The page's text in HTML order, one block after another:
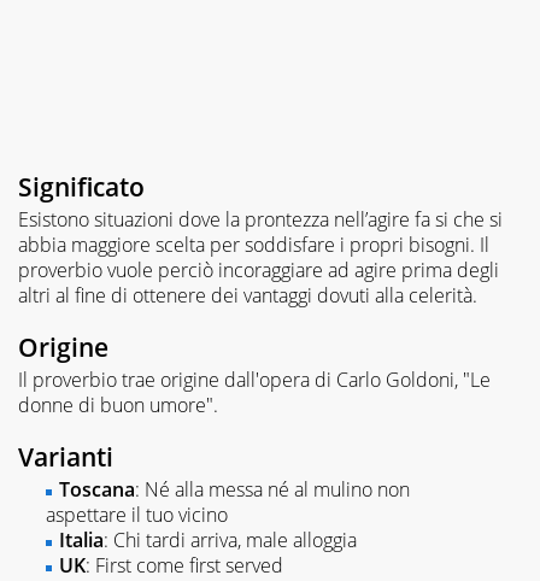
Significato
Esistono situazioni dove la prontezza nell’agire fa si che si
abbia maggiore scelta per soddisfare i propri bisogni. Il
proverbio vuole perciò incoraggiare ad agire prima degli
altri al fine di ottenere dei vantaggi dovuti alla celerità.
Origine
Il proverbio trae origine dall'opera di Carlo Goldoni, "Le
donne di buon umore".
Varianti
Toscana: Né alla messa né al mulino non
aspettare il tuo vicino
Italia: Chi tardi arriva, male alloggia
UK: First come first served